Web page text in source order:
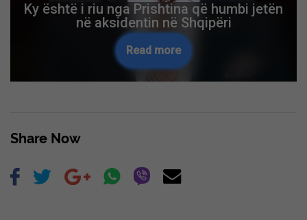
Ky është i riu nga Prishtina që humbi jetën
në aksidentin në Shqipëri
Read more
Share Now